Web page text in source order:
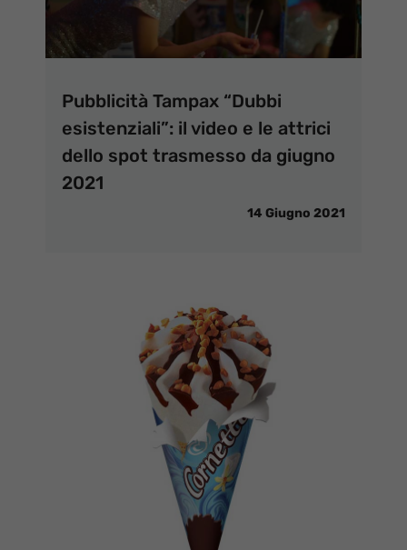
Pubblicità Tampax “Dubbi
esistenziali”: il video e le attrici
dello spot trasmesso da giugno
2021
14 Giugno 2021